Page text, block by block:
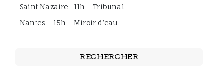
Saint Nazaire -11h – Tribunal
Nantes – 15h – Miroir d’eau
RECHERCHER